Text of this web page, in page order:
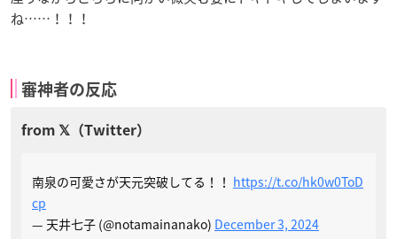
ね……！！！
審神者の反応
南泉の可愛さが天元突破してる！！ https://t.co/hk0w0ToD
cp
— 天井七子 (@notamainanako) December 3, 2024